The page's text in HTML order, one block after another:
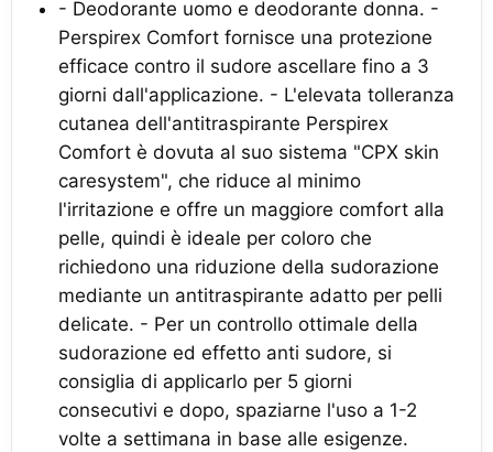
- Deodorante uomo e deodorante donna. -
Perspirex Comfort fornisce una protezione
efficace contro il sudore ascellare fino a 3
giorni dall'applicazione. - L'elevata tolleranza
cutanea dell'antitraspirante Perspirex
Comfort è dovuta al suo sistema "CPX skin
caresystem", che riduce al minimo
l'irritazione e offre un maggiore comfort alla
pelle, quindi è ideale per coloro che
richiedono una riduzione della sudorazione
mediante un antitraspirante adatto per pelli
delicate. - Per un controllo ottimale della
sudorazione ed effetto anti sudore, si
consiglia di applicarlo per 5 giorni
consecutivi e dopo, spaziarne l'uso a 1-2
volte a settimana in base alle esigenze.